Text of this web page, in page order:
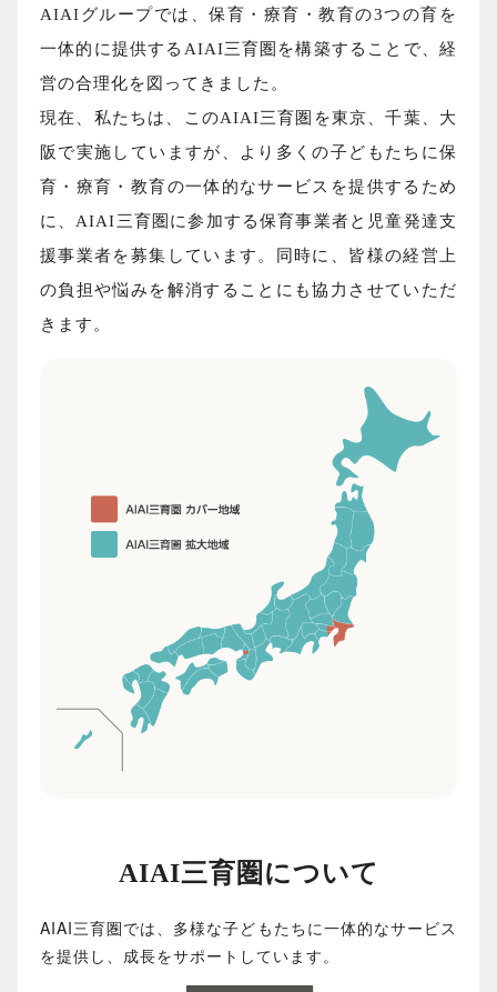
AIAIグループでは、保育・療育・教育の3つの育を
一体的に提供するAIAI三育圏を構築することで、経
営の合理化を図ってきました。
現在、私たちは、このAIAI三育圏を東京、千葉、大
阪で実施していますが、より多くの子どもたちに保
育・療育・教育の一体的なサービスを提供するため
に、AIAI三育圏に参加する保育事業者と児童発達支
援事業者を募集しています。同時に、皆様の経営上
の負担や悩みを解消することにも協力させていただ
きます。
AIAI三育圏について
AIAI三育圏では、多様な子どもたちに一体的なサービス
を提供し、成長をサポートしています。